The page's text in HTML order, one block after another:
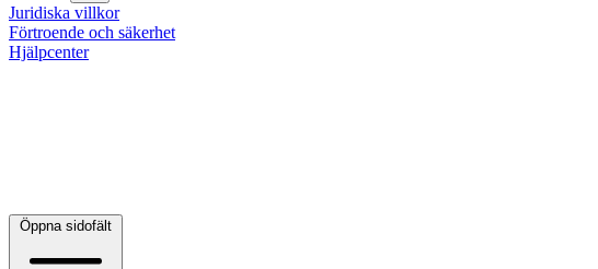
Juridiska villkor
Förtroende och säkerhet
Hjälpcenter
Öppna sidofält